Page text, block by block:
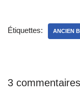
Étiquettes: ANCIEN
3